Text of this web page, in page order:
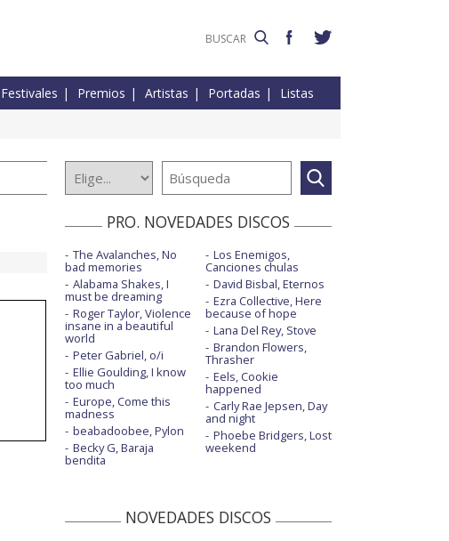
Festivales Premios Artistas Portadas Listas
PRO. NOVEDADES DISCOS
The Avalanches, No
bad memories
Alabama Shakes, I
must be dreaming
Roger Taylor, Violence
insane in a beautiful
world
Peter Gabriel, o/i
Ellie Goulding, I know
too much
Europe, Come this
madness
beabadoobee, Pylon
Becky G, Baraja
bendita
Los Enemigos,
Canciones chulas
David Bisbal, Eternos
Ezra Collective, Here
because of hope
Lana Del Rey, Stove
Brandon Flowers,
Thrasher
Eels, Cookie
happened
Carly Rae Jepsen, Day
and night
Phoebe Bridgers, Lost
weekend
NOVEDADES DISCOS